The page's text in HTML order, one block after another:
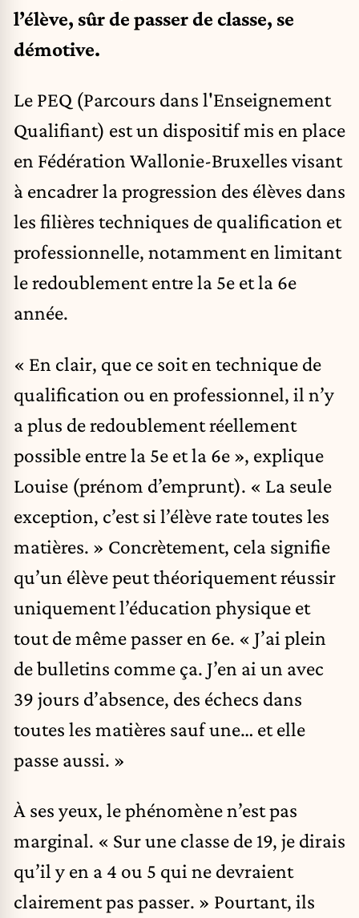
l’élève, sûr de passer de classe, se
démotive.
Le PEQ (Parcours dans l'Enseignement
Qualifiant) est un dispositif mis en place
en Fédération Wallonie-Bruxelles visant
à encadrer la progression des élèves dans
les filières techniques de qualification et
professionnelle, notamment en limitant
le redoublement entre la 5e et la 6e
année.
« En clair, que ce soit en technique de
qualification ou en professionnel, il n’y
a plus de redoublement réellement
possible entre la 5e et la 6e », explique
Louise (prénom d’emprunt). « La seule
exception, c’est si l’élève rate toutes les
matières. » Concrètement, cela signifie
qu’un élève peut théoriquement réussir
uniquement l’éducation physique et
tout de même passer en 6e. « J’ai plein
de bulletins comme ça. J’en ai un avec
39 jours d’absence, des échecs dans
toutes les matières sauf une… et elle
passe aussi. »
À ses yeux, le phénomène n’est pas
marginal. « Sur une classe de 19, je dirais
qu’il y en a 4 ou 5 qui ne devraient
clairement pas passer. » Pourtant, ils